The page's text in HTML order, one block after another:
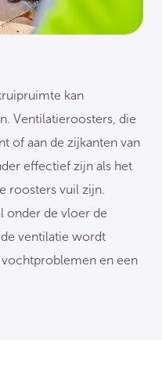
kan
Ventilatieroosters, die
of aan de zijkanten van
effectief zijn als het
roosters vuil zijn.
onder de vloer de
ventilatie wordt
en een